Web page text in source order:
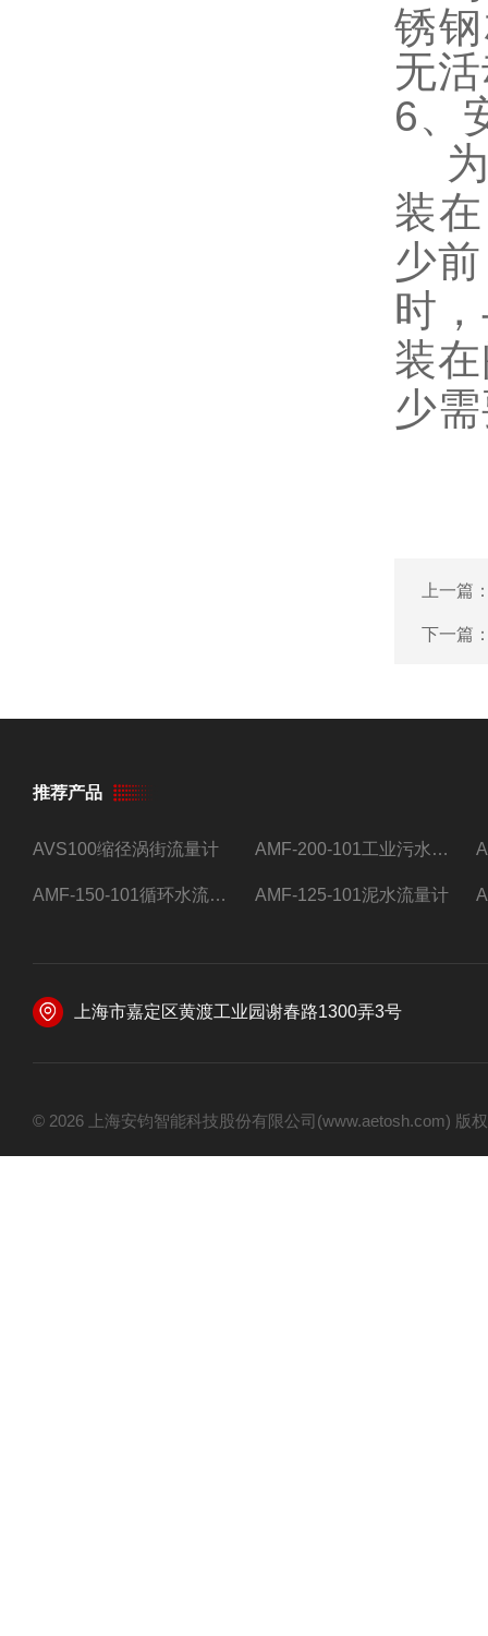
锈
无
6、
为
装
少
时
装
少
上一篇
下一篇
推荐产品
AVS100缩径涡街流量计 AMF-200-101工业污水流量计
AMF-150-101循环水流量计,电磁流量计 AMF-125-101泥水流量计
上海市嘉定区黄渡工业园谢春路1300弄3号
© 2026 上海安钧智能科技股份有限公司(www.aetosh.com)